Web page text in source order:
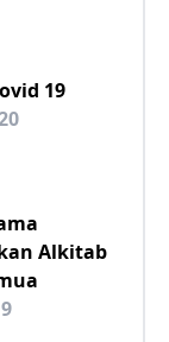
19
Alkitab